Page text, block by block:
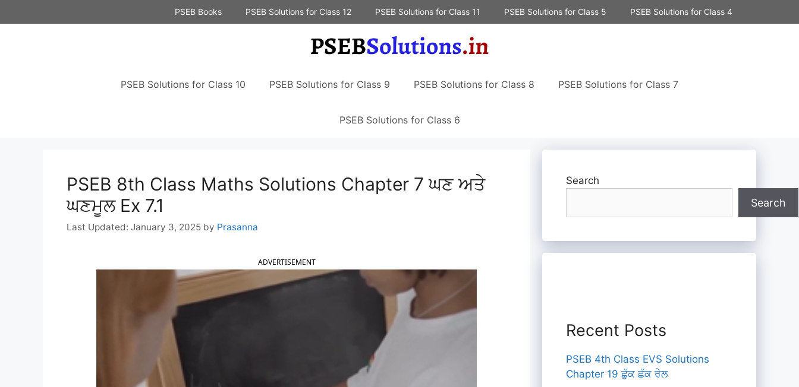
to
PSEB Books PSEB Solutions for Class 12 PSEB Solutions for Class 11 PSEB Solutions for Class 5 PSEB Solutions for Class 4
PSEB Solutions for Class 10 PSEB Solutions for Class 9 PSEB Solutions for Class 8 PSEB Solutions for Class 7
PSEB Solutions for Class 6
PSEB 8th Class Maths Solutions Chapter 7 ਘਣ ਅਤੇ
ਘਣਮੂਲ Ex 7.1
January 3, 2025 by Prasanna
ADVERTISEMENT
Search
Search
Recent Posts
PSEB 4th Class EVS Solutions
Chapter 19 ਛੁੱਕ ਛੱਕ ਰੇਲ